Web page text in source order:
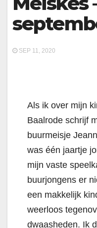
SEP 11, 2020
Als ik over mijn
Baalrode schrijf
buurmeisje
was één jaartje
mijn vaste
buurjongens er
een makkelijk
weerloos
dwaasheden. Ik